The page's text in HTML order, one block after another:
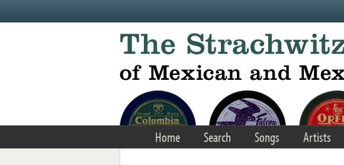
Home Search Songs Artists